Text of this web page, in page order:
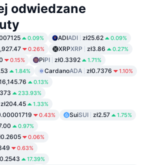
odwiedzane
0.09% ADIADI zł25.62 0.09%
0.26% XRPXRP zł3.86 0.27%
0.15% PiPI zł0.3392 1.71%
1.84% CardanoADA zł0.7376 1.10%
0.13%
233.93%
zł204.45 1.33%
0.43% SuiSUI zł2.57 1.75%
0.97%
0.06%
0.63%
17.39%